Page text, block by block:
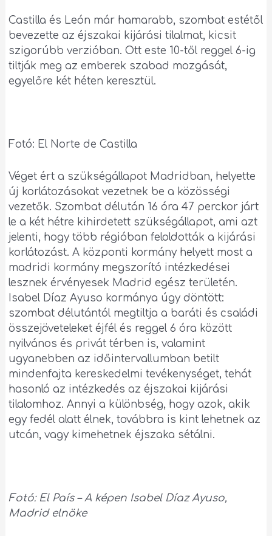
Castilla és León már hamarabb, szombat estétől
bevezette az éjszakai kijárási tilalmat, kicsit
szigorúbb verzióban. Ott este 10-től reggel 6-ig
tiltják meg az emberek szabad mozgását,
egyelőre két héten keresztül.
Fotó: El Norte de Castilla
Véget ért a szükségállapot Madridban, helyette
új korlátozásokat vezetnek be a közösségi
vezetők. Szombat délután 16 óra 47 perckor járt
le a két hétre kihirdetett szükségállapot, ami azt
jelenti, hogy több régióban feloldották a kijárási
korlátozást. A központi kormány helyett most a
madridi kormány megszorító intézkedései
lesznek érvényesek Madrid egész területén.
Isabel Díaz Ayuso kormánya úgy döntött:
szombat délutántól megtiltja a baráti és családi
összejöveteleket éjfél és reggel 6 óra között
nyilvános és privát térben is, valamint
ugyanebben az időintervallumban betilt
mindenfajta kereskedelmi tevékenységet, tehát
hasonló az intézkedés az éjszakai kijárási
tilalomhoz. Annyi a különbség, hogy azok, akik
egy fedél alatt élnek, továbbra is kint lehetnek az
utcán, vagy kimehetnek éjszaka sétálni.
Fotó: El País – A képen Isabel Díaz Ayuso,
Madrid elnöke